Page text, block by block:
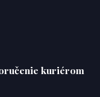
kuriérom